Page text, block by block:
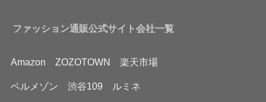
ファッション通販公式サイト会社一覧
Amazon ZOZOTOWN 楽天市場
ベルメゾン 渋谷109 ルミネ